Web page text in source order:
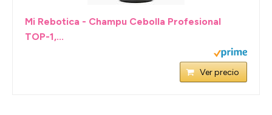
Mi Rebotica - Champu Cebolla Profesional
TOP-1,...
Ver precio